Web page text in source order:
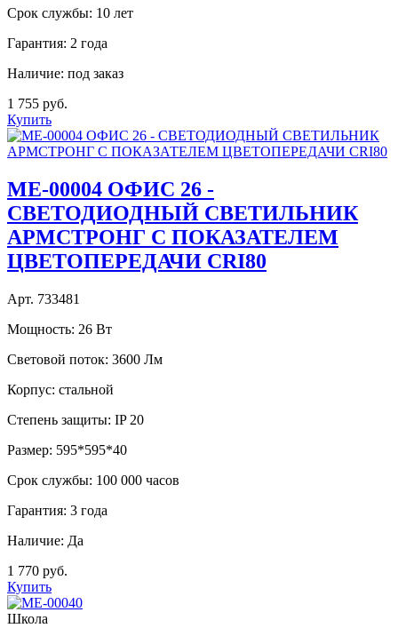
Срок службы: 10 лет
Гарантия: 2 года
Наличие: под заказ
1 755 руб.
Купить
МE-00004 ОФИС 26 -
СВЕТОДИОДНЫЙ СВЕТИЛЬНИК
АРМСТРОНГ С ПОКАЗАТЕЛЕМ
ЦВЕТОПЕРЕДАЧИ CRI80
Арт. 733481
Мощность: 26 Вт
Световой поток: 3600 Лм
Корпус: стальной
Степень защиты: IP 20
Размер: 595*595*40
Срок службы: 100 000 часов
Гарантия: 3 года
Наличие: Да
1 770 руб.
Купить
Школа